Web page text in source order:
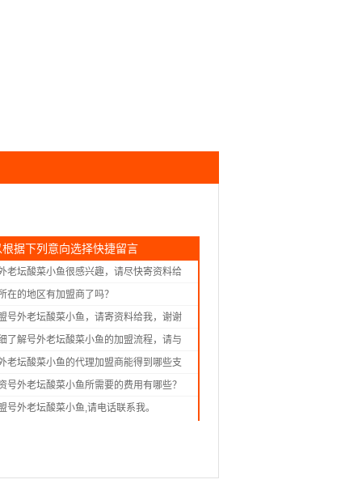
据下列意向选择快捷留言
老坛酸菜小鱼很感兴趣，请尽快寄资料给
在的地区有加盟商了吗？
号外老坛酸菜小鱼，请寄资料给我，谢谢
了解号外老坛酸菜小鱼的加盟流程，请与
老坛酸菜小鱼的代理加盟商能得到哪些支
号外老坛酸菜小鱼所需要的费用有哪些？
号外老坛酸菜小鱼,请电话联系我。